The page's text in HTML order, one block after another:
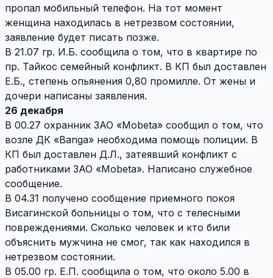
пропал мобильный телефон. На тот момент
женщина находилась в нетрезвом состоянии,
заявление будет писать позже.
В 21.07 гр. И.Б. сообщила о том, что в квартире по
пр. Тайкос семейный конфликт. В КП был доставлен
Е.Б., степень опьянения 0,80 промилле. От жены и
дочери написаны заявления.
26 декабря
В 00.27 охранник ЗАО «Mobeta» сообщил о том, что
возле ДК «Bangа» необходима помощь полиции. В
КП был доставлен Д.Л., затеявший конфликт с
работниками ЗАО «Mobeta». Написано служебное
сообщение.
В 04.31 получено сообщение приемного покоя
Висагинской больницы о том, что с телесными
повреждениями. Сколько человек и кто били
объяснить мужчина не смог, так как находился в
нетрезвом состоянии.
В 05.00 гр. Е.П. сообщила о том, что около 5.00 в